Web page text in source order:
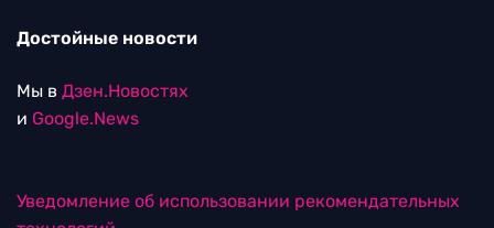
Достойные новости
Мы в Дзен.Новостях
и Google.News
Уведомление об использовании рекомендательных